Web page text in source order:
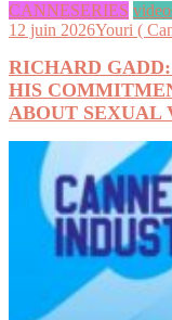
CANNESERIES
12 juin 2026Youri (
RICHARD
HIS
ABOUT SEXUAL